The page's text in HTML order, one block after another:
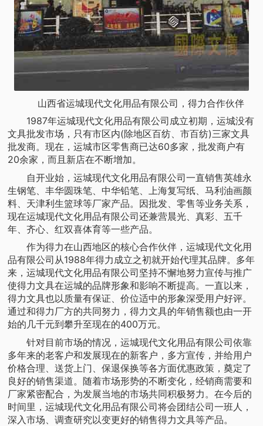
山西省运城现代文化用品有限公司，得力合作伙伴
1987年运城现代文化用品有限公司成立初期，运城没有
文具批发市场，只有市区内(除地区百纺、市百纺)三家文具
批发商。现在，运城市区零售商已达60多家，批发商户有
20余家，而且新店在不断增加。
自开业始，运城现代文化用品有限公司一直销售英雄永
生钢笔、丰华圆珠笔、中华铅笔、上海复写纸、马利油画颜
料、天津利生篮球等厂家产品。因批发、零售等业务关系，
现在运城现代文化用品有限公司还兼营晨光、真彩、五千
年、齐心、红双喜体育等一些产品。
作为得力在山西地区的核心合作伙伴，运城现代文化用
品有限公司从1988年得力成立之初就开始代理其品牌。多年
来，运城现代文化用品有限公司坚持不懈地努力宣传与推广
使得力文具在运城的品牌形象和影响不断提高。一直以来，
得力文具也以质量有保证、价位适中的形象深受用户好评。
通过和得力厂方的共同努力，得力文具的年销售额也由一开
始的几千元到攀升至现在的400万元。
针对目前市场的情况，运城现代文化用品有限公司依靠
多年来的老客户和发展现在的新客户，多方宣传，并给用户
价格合理、送货上门、保退保换等各方面优惠政策，奠定了
良好的销售渠道。随着市场形势的不断变化，经销商需要和
厂家紧密配合，为发展当地的市场共同积极努力。在今后的
时间里，运城现代文化用品有限公司将会团结公司一班人，
深入市场、调查研究以变更好的销售得力文具等产品。